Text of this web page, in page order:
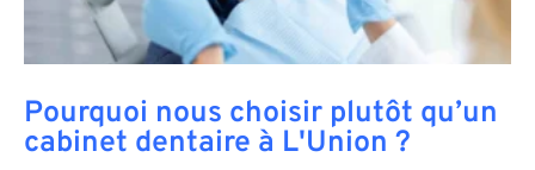
Pourquoi nous choisir plutôt qu’un
cabinet dentaire à L'Union ?